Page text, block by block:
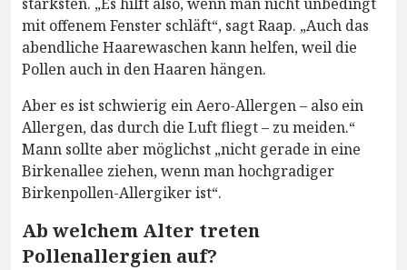
mit offenem Fenster schläft“, sagt Raap. „Auch das
abendliche Haarewaschen kann helfen, weil die
Pollen auch in den Haaren hängen.
Aber es ist schwierig ein Aero-Allergen – also ein
Allergen, das durch die Luft fliegt – zu meiden.“
Mann sollte aber möglichst „nicht gerade in eine
Birkenallee ziehen, wenn man hochgradiger
Birkenpollen-Allergiker ist“.
Ab welchem Alter treten
Pollenallergien auf?